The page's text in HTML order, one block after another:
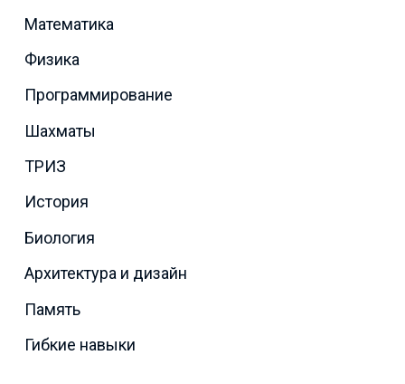
Математика
Физика
Программирование
Шахматы
ТРИЗ
История
Биология
Архитектура и дизайн
Память
Гибкие навыки